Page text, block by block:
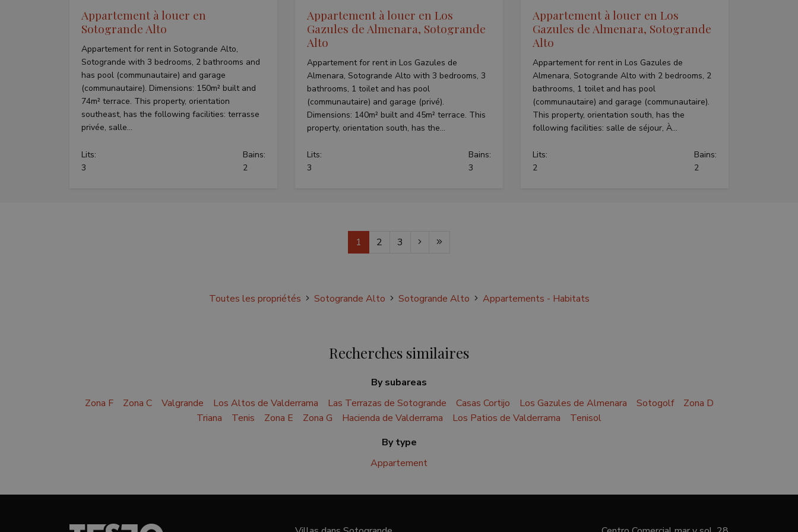
Appartement à louer en
Sotogrande Alto
Appartement for rent in Sotogrande Alto,
Sotogrande with 3 bedrooms, 2 bathrooms and
has pool (communautaire) and garage
(communautaire). Dimensions: 150m² built and
74m² terrace. This property, orientation
southeast, has the following facilities: terrasse
privée, salle...
Lits:
3
Bains:
2
Appartement à louer en Los
Gazules de Almenara, Sotogrande
Alto
Appartement for rent in Los Gazules de
Almenara, Sotogrande Alto with 3 bedrooms, 3
bathrooms, 1 toilet and has pool
(communautaire) and garage (privé).
Dimensions: 140m² built and 45m² terrace. This
property, orientation south, has the...
Lits:
3
Bains:
3
Appartement à louer en Los
Gazules de Almenara, Sotogrande
Alto
Appartement for rent in Los Gazules de
Almenara, Sotogrande Alto with 2 bedrooms, 2
bathrooms, 1 toilet and has pool
(communautaire) and garage (communautaire).
This property, orientation south, has the
following facilities: salle de séjour, À...
Lits:
2
Bains:
2
1 2 3
Toutes les propriétés Sotogrande Alto Sotogrande Alto Appartements - Habitats
Recherches similaires
By subareas
Zona F
Zona C Valgrande Los Altos de Valderrama Las Terrazas de Sotogrande Casas Cortijo Los Gazules de Almenara Sotogolf
Zona D
Triana
Tenis Zona E Zona G Hacienda de Valderrama Los Patios de Valderrama
Tenisol
By type
Appartement
campaign data for the sites analytics reports.
.youtube.com
for Youtube videos embedded in sites;it can also determine
whether the website visitor is using the new or old version of the
Youtube interface.
_fbp
.teseoestate.com
as real time bidding from third party advertisers